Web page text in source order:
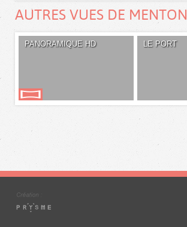
AUTRES VUES DE MENTON
PANORAMIQUE HD LE PORT